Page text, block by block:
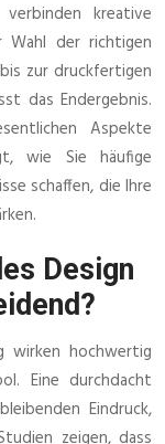
kreative
Wahl der richtigen
zur druckfertigen
das Endergebnis.
Aspekte
wie Sie häufige
schaffen, die Ihre
Design
wirken hochwertig
Eine durchdacht
Eindruck,
zeigen, dass